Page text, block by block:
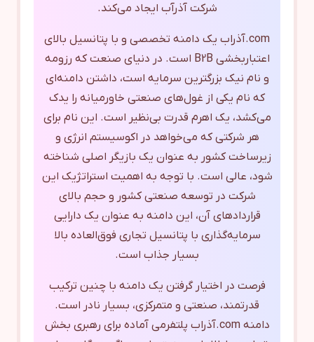
شرکت آذرآب ایجاد می‌کند.
com.آذراب یک دامنه تخصصی و با پتانسیل بالای
اعتباربخشی B2B است. در دنیای صنعت که رزومه
و نام نیک بزرگترین سرمایه است، داشتن دامنه‌ای
که نام یکی از غول‌های صنعتی خاورمیانه را یدک
می‌کشد، یک اهرم قدرت بی‌نظیر است. این نام برای
هر شرکتی که می‌خواهد در اکوسیستم انرژی و
زیرساخت کشور به عنوان یک بازیگر اصلی شناخته
شود، عالی است. با توجه به اهمیت استراتژیک این
شرکت در توسعه صنعتی کشور و حجم بالای
قراردادهای آن، این دامنه به عنوان یک دارایی
سرمایه‌گذاری با پتانسیل تجاری فوق‌العاده بالا
بسیار جذاب است.
فرصت در اختیار گرفتن یک دامنه با چنین ترکیب
قدرتمند، صنعتی و متمرکزی، بسیار نادر است.
دامنه com.آذراب پلتفرمی آماده برای رهبری بخش